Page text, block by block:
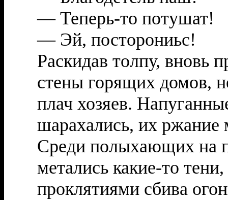
— Теперь-то потушат!
— Эй, посторониьс!
Раскидав толпу, вновь
стены горящих домов,
плач хозяев.
шарахались, их
Среди полыхающих на
метались какие-то
проклятиями сбива